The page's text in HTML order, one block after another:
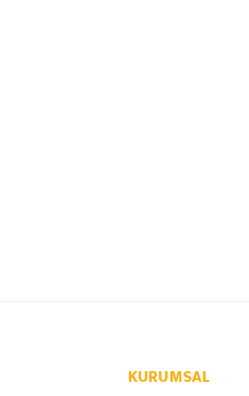
KURUMSAL